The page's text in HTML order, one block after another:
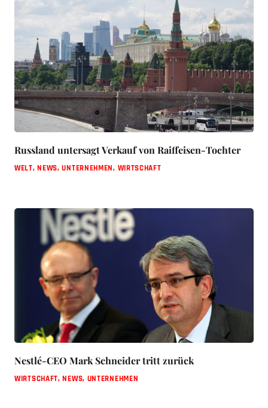
Russland untersagt Verkauf von Raiffeisen-Tochter
WELT,NEWS,UNTERNEHMEN, WIRTSCHAFT
Nestlé-CEO Mark Schneider tritt zurück
WIRTSCHAFT,NEWS, UNTERNEHMEN